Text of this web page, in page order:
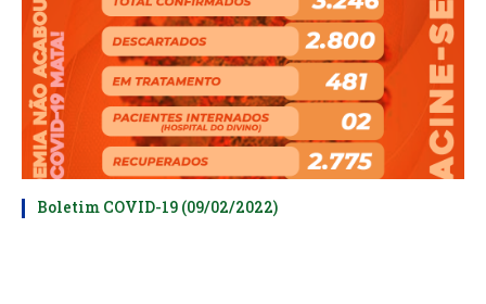
Boletim COVID-19 (09/02/2022)